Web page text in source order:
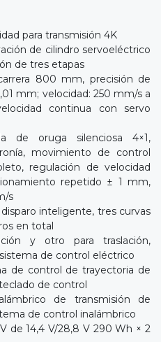
para transmisión 4K
de cilindro servoeléctrico
de tres etapas
800 mm, precisión de
mm; velocidad: 250 mm/s a
continua con servo
de oruga silenciosa 4×1,
movimiento de control
regulación de velocidad
repetido ± 1 mm,
s
inteligente, tres curvas
en total
y otro para traslación,
de control eléctrico
de control de trayectoria de
de control
de transmisión de
de control inalámbrico
de 14,4 V/28,8 V 290 Wh × 2